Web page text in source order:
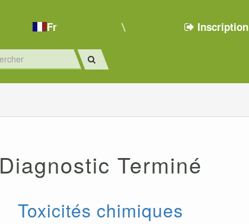
Fr Inscription
Diagnostic Terminé
Toxicités chimiques